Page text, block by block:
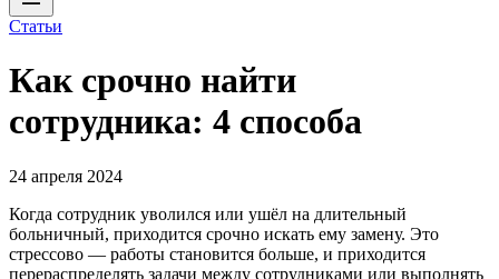
Статьи
Как срочно найти
сотрудника: 4 способа
24 апреля 2024
Когда сотрудник уволился или ушёл на длительный
больничный, приходится срочно искать ему замену. Это
стрессово — работы становится больше, и приходится
перераспределять задачи между сотрудниками или выполнять